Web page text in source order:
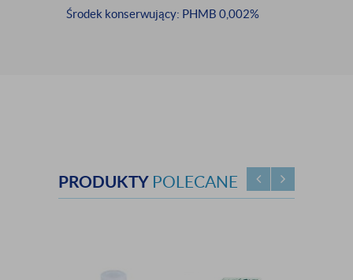
Środek konserwujący: PHMB 0,002%
PRODUKTY POLECANE